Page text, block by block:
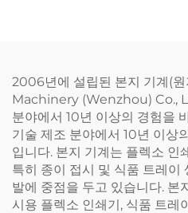
2006년에 설립된 본지 기계(
Machinery (Wenzhou) Co.,
분야에서 10년 이상의 경험을
기술 제조 분야에서 10년 이상
입니다. 본지 기계는 플렉소 인
특히 종이 접시 및 식품 트레이
발에 중점을 두고 있습니다. 본
시용 플렉소 인쇄기, 식품 트레